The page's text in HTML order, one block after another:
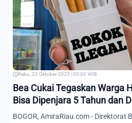
Rabu, 22 Oktober 2025 | 00:00 WIB
Bea Cukai Tegaskan Warga
Bisa Dipenjara 5 Tahun dan
BOGOR, AmiraRiau.com - Direktorat